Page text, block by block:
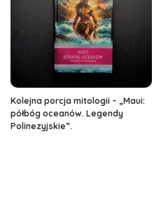
Kolejna porcja mitologii – „Maui:
półbóg oceanów. Legendy
Polinezyjskie”.